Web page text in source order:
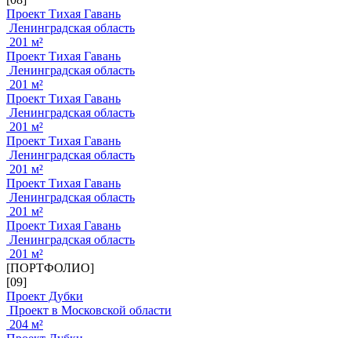
Проект Тихая Гавань
Ленинградская область
201 м²
Проект Тихая Гавань
Ленинградская область
201 м²
Проект Тихая Гавань
Ленинградская область
201 м²
Проект Тихая Гавань
Ленинградская область
201 м²
Проект Тихая Гавань
Ленинградская область
201 м²
Проект Тихая Гавань
Ленинградская область
201 м²
[ПОРТФОЛИО]
[09]
Проект Дубки
Проект в Московской области
204 м²